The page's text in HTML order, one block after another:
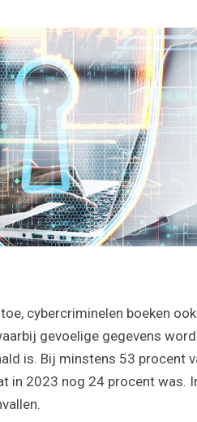
cybercriminelen boeken
gevoelige gegevens
is. Bij minstens 53 procent
in 2023 nog 24 procent was.